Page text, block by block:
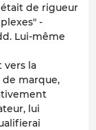
de rigueur
-
Lui-même
la
de marque,
lui